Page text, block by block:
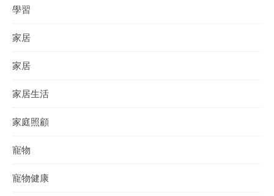
學習
家居
家居
家居生活
家庭照顧
寵物
寵物健康